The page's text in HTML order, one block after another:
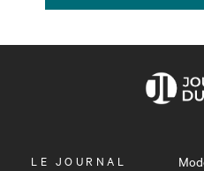
OUVRIR
LE JOURNAL